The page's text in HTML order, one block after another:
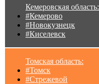
Кемеровская область:
#Кемерово
#Новокузнецк
#Киселевск
Томская область:
#Томск
#Стрежевой